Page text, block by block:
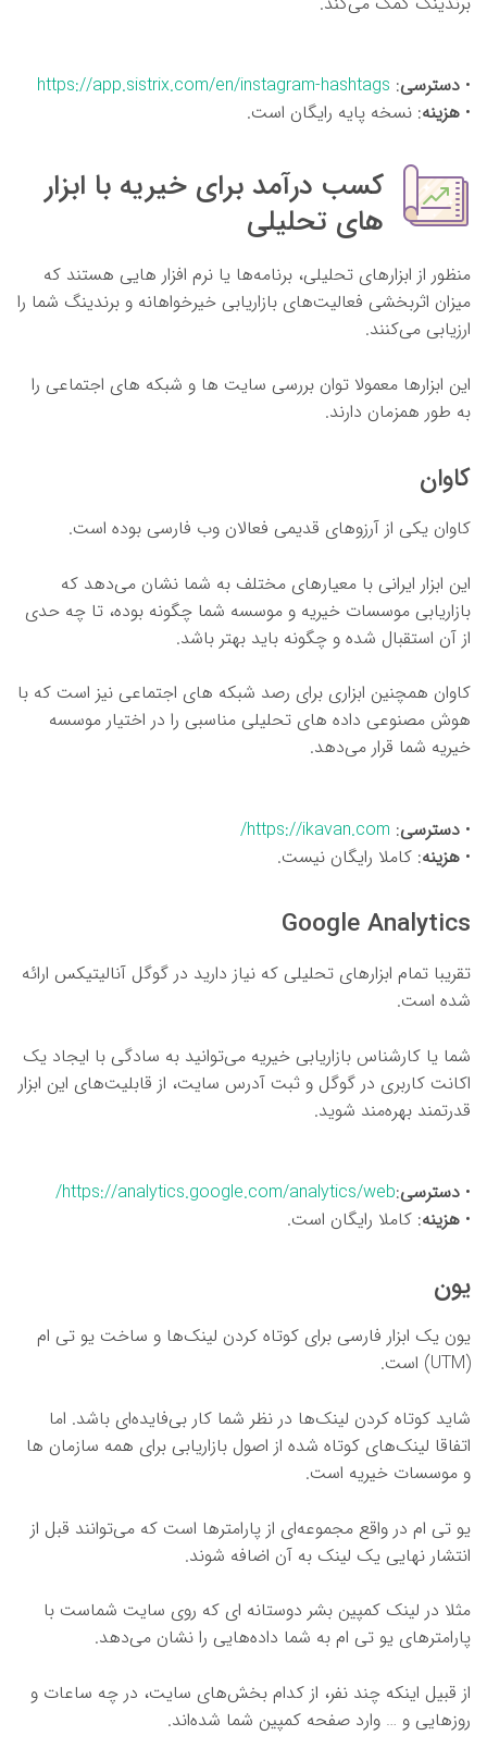
• دسترسی:
https://app.sistrix.com/en/instagram-hashtags
• هزینه: نسخه پایه رایگان است.
کسب درآمد برای خیریه با ابزار
های تحلیلی
منظور از ابزارهای تحلیلی، برنامه‌ها یا نرم افزار هایی هستند که
میزان اثربخشی فعالیت‌های بازاریابی خیرخواهانه و برندینگ شما را
ارزیابی می‌کنند.
این ابزارها معمولا توان بررسی سایت ها و شبکه های اجتماعی را
به طور همزمان دارند.
کاوان
کاوان یکی از آرزوهای قدیمی فعالان وب فارسی بوده است.
این ابزار ایرانی با معیارهای مختلف به شما نشان می‌دهد که
بازاریابی موسسات خیریه و موسسه شما چگونه بوده، تا چه حدی
از آن استقبال شده و چگونه باید بهتر باشد.
کاوان همچنین ابزاری برای رصد شبکه های اجتماعی نیز است که با
هوش مصنوعی داده های تحلیلی مناسبی را در اختیار موسسه
خیریه شما قرار می‌دهد.
• دسترسی:
https://ikavan.com/
• هزینه: کاملا رایگان نیست.
Google Analytics
تقریبا تمام ابزارهای تحلیلی که نیاز دارید در گوگل آنالیتیکس ارائه
شده است.
شما یا کارشناس بازاریابی خیریه می‌توانید به سادگی با ایجاد یک
اکانت کاربری در گوگل و ثبت آدرس سایت، از قابلیت‌های این ابزار
قدرتمند بهره‌مند شوید.
• دسترسی:
https://analytics.google.com/analytics/web/
• هزینه: کاملا رایگان است.
یون
یون یک ابزار فارسی برای کوتاه کردن لینک‌ها و ساخت یو تی ام
(UTM) است.
شاید کوتاه کردن لینک‌ها در نظر شما کار بی‌فایده‌ای باشد. اما
اتفاقا لینک‌های کوتاه شده از اصول بازاریابی برای همه سازمان ها
و موسسات خیریه است.
یو تی ام در واقع مجموعه‌ای از پارامتر‌ها است که می‌توانند قبل از
انتشار نهایی یک لینک به آن اضافه شوند.
مثلا در لینک کمپین بشر دوستانه ای که روی سایت شماست با
پارامترهای یو تی ام به شما داده‌هایی را نشان می‌دهد.
از قبیل اینکه چند نفر، از کدام بخش‌های سایت، در چه ساعات و
روزهایی و … وارد صفحه کمپین شما شده‌اند.